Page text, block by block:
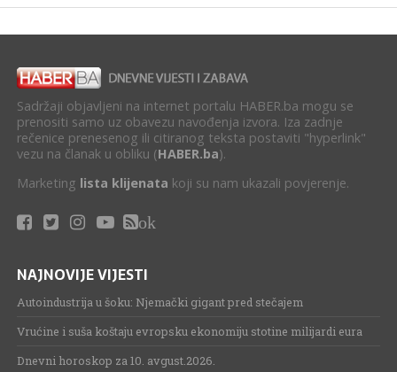
Sadržaji objavljeni na internet portalu HABER.ba mogu se
prenositi samo uz obavezu navođenja izvora. Iza zadnje
rečenice prenesenog ili citiranog teksta postaviti "hyperlink"
vezu na članak u obliku (HABER.ba).
Marketing lista klijenata koji su nam ukazali povjerenje.
ok
NAJNOVIJE VIJESTI
Autoindustrija u šoku: Njemački gigant pred stečajem
Vrućine i suša koštaju evropsku ekonomiju stotine milijardi eura
Dnevni horoskop za 10. avgust.2026.